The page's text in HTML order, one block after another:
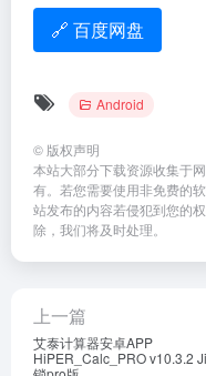
🔗 百度网盘
Android
© 版权声明
本站大部分下载资源收集于
有。若您需要使用非免费的
站发布的内容若侵犯到您的
除，我们将及时处理。
上一篇
艾泰计算器安卓APP
HiPER_Calc_PRO v10.3.2